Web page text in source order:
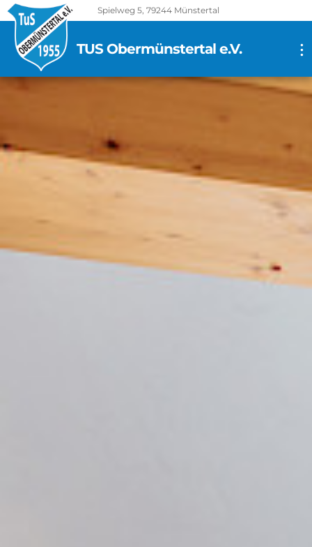
Spielweg 5, 79244 Münstertal
TUS Obermünstertal e.V. ...